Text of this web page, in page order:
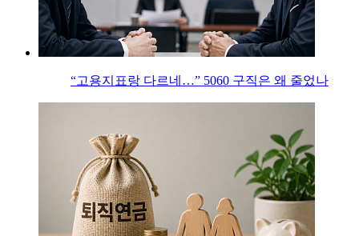
“고용지표랑 다르네…” 5060 구직은 왜 줄었나